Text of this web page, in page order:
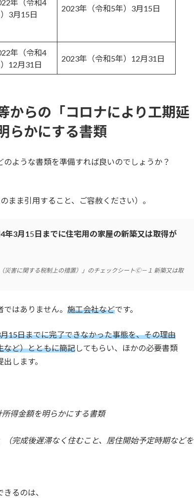
年（令和4
3月15日
2023年（令和5年）3月15日
年（令和4
12月31日
2023年（令和5年）12月31日
らの「コロナにより工期延
らかにする書類
ような書類を準備すれば良いのでしょうか？
まま引用すること、ご容赦ください）。
年3月15 日までに住宅用の家屋の新築又は取得が
害に関する税制上の措置）」のチェックシートⒸ－１ 新築又は取
はありません。 施工会社などです。
15日までに完了できなかった事態を、その理由
など）とともに簡記してもらい、ほかの必要書類
します。
得金額を明らかにする書類
完成後遅滞なく住むこと、居住開始予定時期などを
るのは、